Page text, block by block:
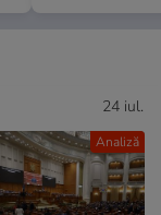
Analiză
24 iul.